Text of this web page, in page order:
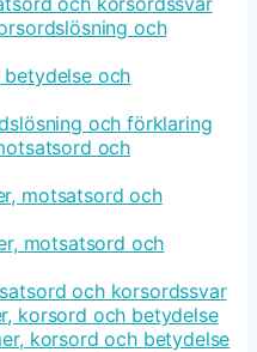
och
betydelse och
och förklaring
och
motsatsord och
motsatsord och
och korsordssvar
korsord och betydelse
korsord och betydelse